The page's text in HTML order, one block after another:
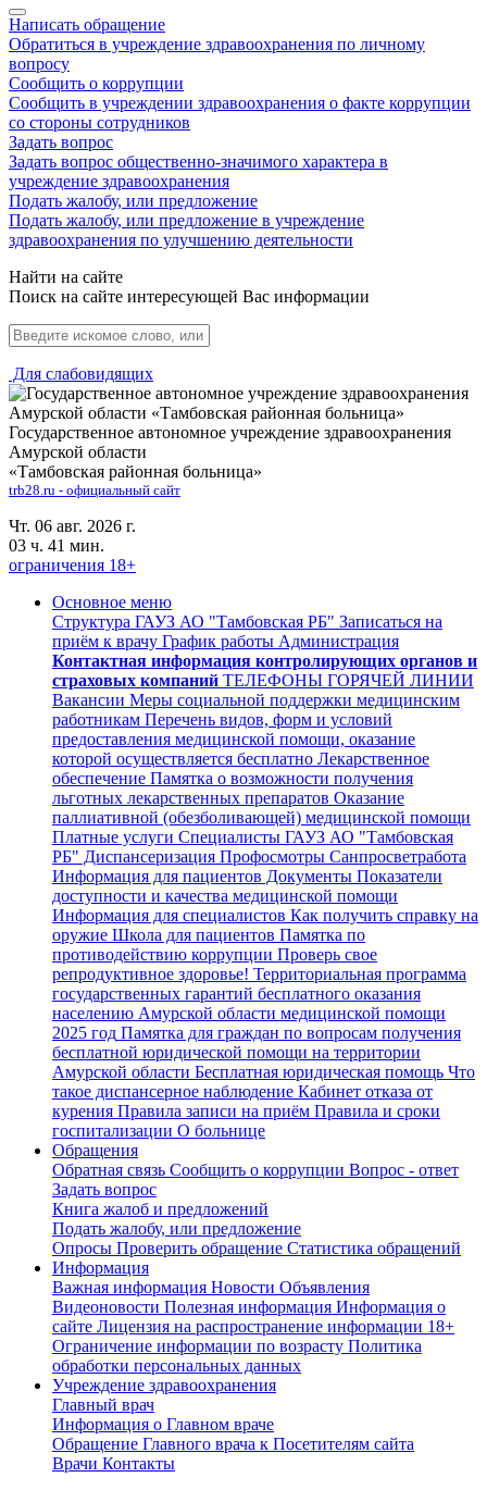
Написать обращение
Обратиться в учреждение здравоохранения по личному
вопросу
Сообщить о коррупции
Сообщить в учреждении здравоохранения о факте коррупции
со стороны сотрудников
Задать вопрос
Задать вопрос общественно-значимого характера в
учреждение здравоохранения
Подать жалобу, или предложение
Подать жалобу, или предложение в учреждение
здравоохранения по улучшению деятельности
Найти на сайте
Поиск на сайте интересующей Вас информации
Для слабовидящих
Государственное автономное учреждение здравоохранения
Амурской области
«Тамбовская районная больница»
trb28.ru - официальный сайт
Чт. 06 авг. 2026 г.
03 ч. 41 мин.
ограничения 18+
Основное меню
Структура ГАУЗ АО "Тамбовская РБ" Записаться на
приём к врачу График работы Администрация
Контактная информация контролирующих органов и
страховых компаний ТЕЛЕФОНЫ ГОРЯЧЕЙ ЛИНИИ
Вакансии Меры социальной поддержки медицинским
работникам Перечень видов, форм и условий
предоставления медицинской помощи, оказание
которой осуществляется бесплатно Лекарственное
обеспечение Памятка о возможности получения
льготных лекарственных препаратов Оказание
паллиативной (обезболивающей) медицинской помощи
Платные услуги Специалисты ГАУЗ АО "Тамбовская
РБ" Диспансеризация Профосмотры Санпросветработа
Информация для пациентов Документы Показатели
доступности и качества медицинской помощи
Информация для специалистов Как получить справку на
оружие Школа для пациентов Памятка по
противодействию коррупции Проверь свое
репродуктивное здоровье! Территориальная программа
государственных гарантий бесплатного оказания
населению Амурской области медицинской помощи
2025 год Памятка для граждан по вопросам получения
бесплатной юридической помощи на территории
Амурской области Бесплатная юридическая помощь Что
такое диспансерное наблюдение Кабинет отказа от
курения Правила записи на приём Правила и сроки
госпитализации О больнице
Обращения
Обратная связь Сообщить о коррупции Вопрос - ответ
Задать вопрос
Книга жалоб и предложений
Подать жалобу, или предложение
Опросы Проверить обращение Статистика обращений
Информация
Важная информация Новости Объявления
Видеоновости Полезная информация Информация о
сайте Лицензия на распространение информации 18+
Ограничение информации по возрасту Политика
обработки персональных данных
Учреждение здравоохранения
Главный врач
Информация о Главном враче
Обращение Главного врача к Посетителям сайта
Врачи Контакты